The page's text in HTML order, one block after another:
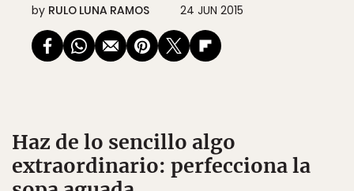
by RULO LUNA RAMOS 24 JUN 2015
Haz de lo sencillo algo
extraordinario: perfecciona la